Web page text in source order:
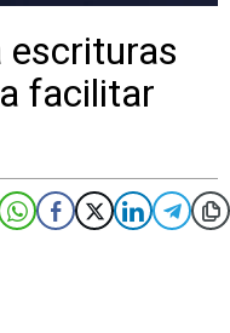
escrituras
facilitar